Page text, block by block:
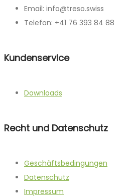
Email: info@treso.swiss
Telefon: +41 76 393 84 88
Kundenservice
Downloads
Recht und Datenschutz
Geschäftsbedingungen
Datenschutz
Impressum